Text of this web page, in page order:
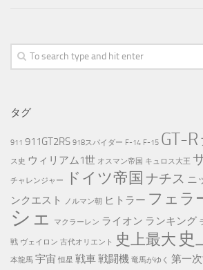
タグ
911 911GT2RS 918スパイダー F-14 F-15 GT-R
ス史 ウィリアム1世 オスマン帝国 キュロス大王
チャレンジャー ドイツ帝国 ナチス ニ
ンクエスト
ノルマン朝 ヒトラー フェラ
シェ
マクラーレン ライオン ランキング
戦 ヴェイロン 古代オリエント 史上最大 史
本龍馬 宇宙 恒星 戦車戦闘機 竜馬がゆく 第一